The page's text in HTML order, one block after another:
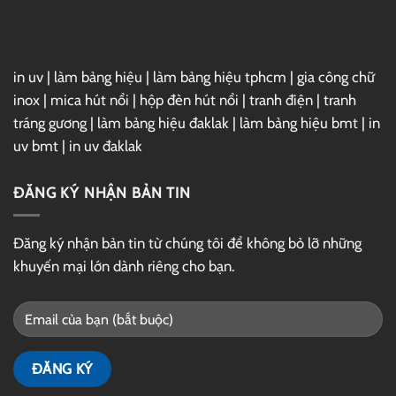
in uv | làm bảng hiệu | làm bảng hiệu tphcm | gia công chữ
inox | mica hút nổi | hộp đèn hút nổi | tranh điện | tranh
tráng gương | làm bảng hiệu đaklak | làm bảng hiệu bmt | in
uv bmt | in uv đaklak
ĐĂNG KÝ NHẬN BẢN TIN
Đăng ký nhận bản tin từ chúng tôi để không bỏ lỡ những
khuyến mại lớn dành riêng cho bạn.